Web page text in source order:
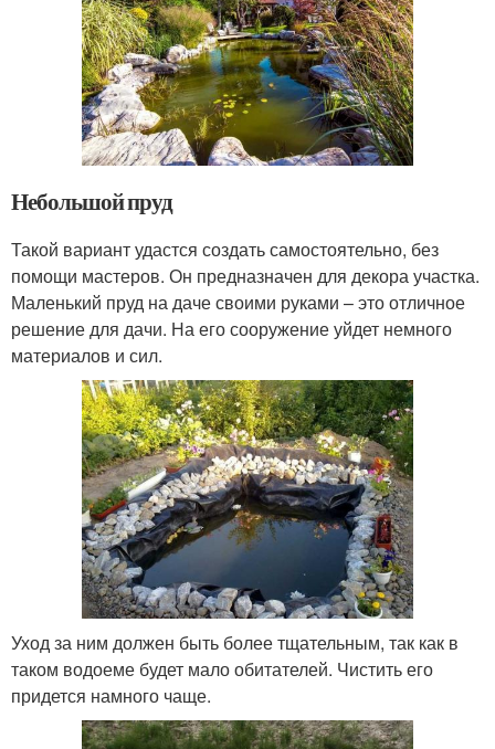
Небольшой пруд
Такой вариант удастся создать самостоятельно, без
помощи мастеров. Он предназначен для декора участка.
Маленький пруд на даче своими руками – это отличное
решение для дачи. На его сооружение уйдет немного
материалов и сил.
Уход за ним должен быть более тщательным, так как в
таком водоеме будет мало обитателей. Чистить его
придется намного чаще.